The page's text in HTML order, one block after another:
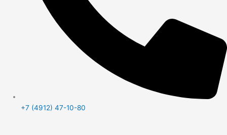
+7 (4912) 47-10-80